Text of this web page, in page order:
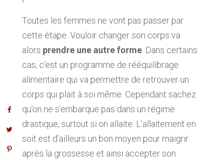
Toutes les femmes ne vont pas passer par
cette étape. Vouloir changer son corps va
alors prendre une autre forme. Dans certains
cas, c’est un programme de rééquilibrage
alimentaire qui va permettre de retrouver un
corps qui plait à soi même. Cependant sachez
qu’on ne s’embarque pas dans un régime
drastique, surtout si on allaite. L’allaitement en
soit est d’ailleurs un bon moyen pour maigrir
après la grossesse et ainsi accepter son